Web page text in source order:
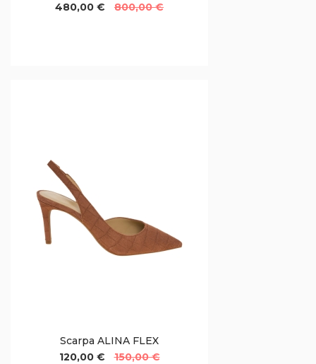
480,00 €
800,00 €
Scarpa ALINA FLEX
120,00 €
150,00 €